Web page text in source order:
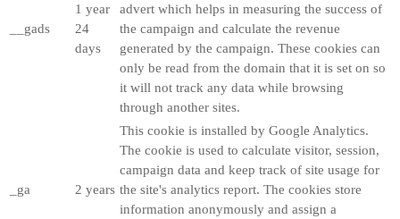
__gads
1 year
24
days
advert which helps in measuring the success of
the campaign and calculate the revenue
generated by the campaign. These cookies can
only be read from the domain that it is set on so
it will not track any data while browsing
through another sites.
_ga 2 years
This cookie is installed by Google Analytics.
The cookie is used to calculate visitor, session,
campaign data and keep track of site usage for
the site's analytics report. The cookies store
information anonymously and assign a